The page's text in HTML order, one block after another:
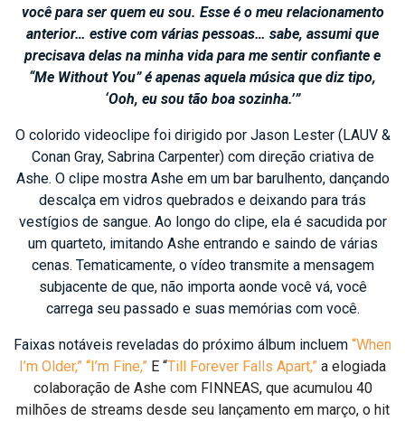
você para ser quem eu sou. Esse é o meu relacionamento
anterior… estive com várias pessoas… sabe, assumi que
precisava delas na minha vida para me sentir confiante e
“Me Without You” é apenas aquela música que diz tipo,
‘Ooh, eu sou tão boa sozinha.’”
O colorido videoclipe foi dirigido por Jason Lester (LAUV &
Conan Gray, Sabrina Carpenter) com direção criativa de
Ashe. O clipe mostra Ashe em um bar barulhento, dançando
descalça em vidros quebrados e deixando para trás
vestígios de sangue. Ao longo do clipe, ela é sacudida por
um quarteto, imitando Ashe entrando e saindo de várias
cenas. Tematicamente, o vídeo transmite a mensagem
subjacente de que, não importa aonde você vá, você
carrega seu passado e suas memórias com você.
Faixas notáveis reveladas do próximo álbum incluem “When
I’m Older,” “I’m Fine,” E “Till Forever Falls Apart,” a elogiada
colaboração de Ashe com FINNEAS, que acumulou 40
milhões de streams desde seu lançamento em março, o hit